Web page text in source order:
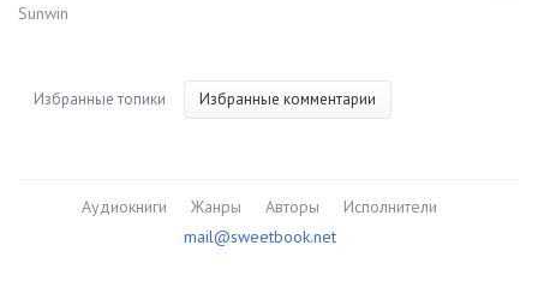
Sunwin
Избранные топики Избранные комментарии
Аудиокниги Жанры Авторы
Исполнители
mail@sweetbook.net